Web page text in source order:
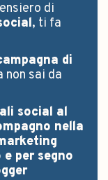
di
, ti fa
di
non sai da
social al
nella
per segno